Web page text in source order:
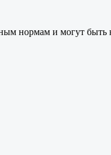
нормам и могут